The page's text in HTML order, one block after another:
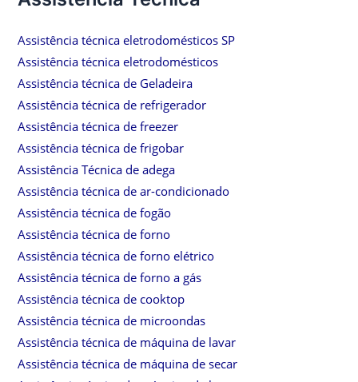
Assistência técnica eletrodomésticos SP
Assistência técnica eletrodomésticos
Assistência técnica de Geladeira
Assistência técnica de refrigerador
Assistência técnica de freezer
Assistência técnica de frigobar
Assistência Técnica de adega
Assistência técnica de ar-condicionado
Assistência técnica de fogão
Assistência técnica de forno
Assistência técnica de forno elétrico
Assistência técnica de forno a gás
Assistência técnica de cooktop
Assistência técnica de microondas
Assistência técnica de máquina de lavar
Assistência técnica de máquina de secar